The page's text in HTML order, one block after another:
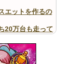
エットを作るの
20万台も走って
るんだけどさ
いいんだよ」